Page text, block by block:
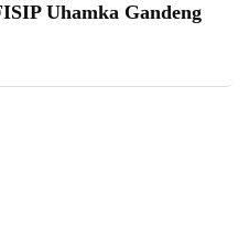
Uhamka Gandeng